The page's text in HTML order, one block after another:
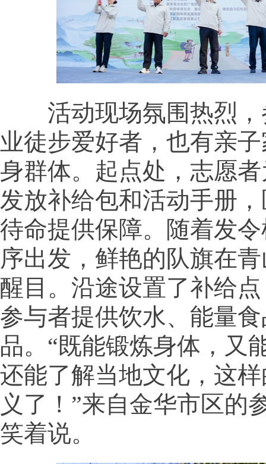
活动现场氛围热烈，
业徒步爱好者，也有亲
身群体。起点处，志愿
发放补给包和活动手册
待命提供保障。随着发
序出发，鲜艳的队旗在
醒目。沿途设置了补给
参与者提供饮水、能量
品。“既能锻炼身体，又
还能了解当地文化，这
义了！”来自金华市区的
笑着说。